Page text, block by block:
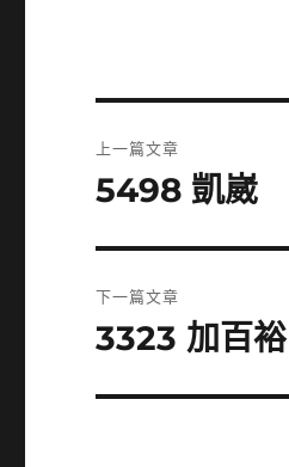
章
上一篇文章
上
篇
文
5498 凱崴
下一篇文章
下
篇
3323 加百裕